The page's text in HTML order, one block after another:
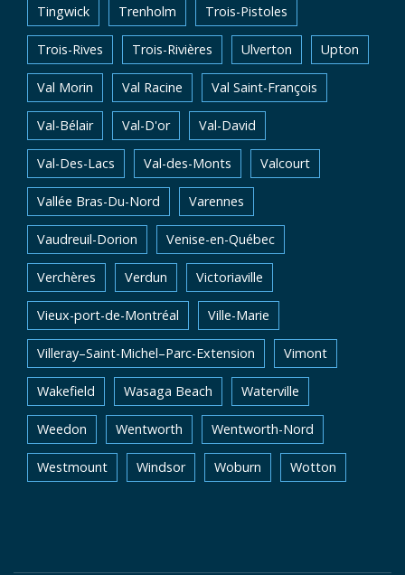
Tingwick Trenholm Trois-Pistoles
Trois-Rives Trois-Rivières Ulverton Upton
Val Morin Val Racine Val Saint-François
Val-Bélair Val-D'or Val-David
Val-Des-Lacs Val-des-Monts Valcourt
Vallée Bras-Du-Nord Varennes
Vaudreuil-Dorion Venise-en-Québec
Verchères Verdun Victoriaville
Vieux-port-de-Montréal Ville-Marie
Villeray–Saint-Michel–Parc-Extension Vimont
Wakefield Wasaga Beach Waterville
Weedon Wentworth Wentworth-Nord
Westmount Windsor Woburn Wotton